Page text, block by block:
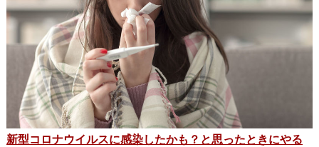
新型コロナウイルスに感染したかも？と思ったときにやる